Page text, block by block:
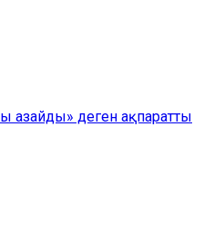
азайды» деген ақпаратты